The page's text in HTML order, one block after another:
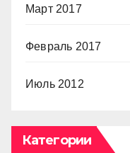
Март 2017
Февраль 2017
Июль 2012
Категории